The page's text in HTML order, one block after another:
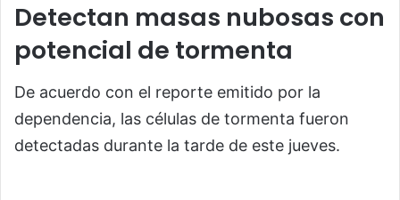
Detectan masas nubosas con
potencial de tormenta
De acuerdo con el reporte emitido por la
dependencia, las células de tormenta fueron
detectadas durante la tarde de este jueves.